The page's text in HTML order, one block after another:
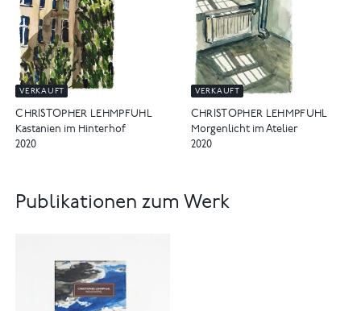
VERKAUFT
CHRISTOPHER LEHMPFUHL
Kastanien im Hinterhof
2020
VERKAUFT
CHRISTOPHER LEHMPFUHL
Morgenlicht im Atelier
2020
Publikationen zum Werk